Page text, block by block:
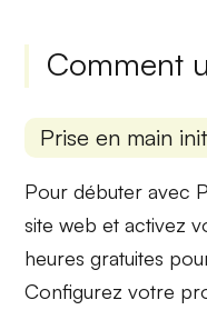
Comment
Prise en main
Pour débuter avec
site web et activez
heures gratuites
Configurez votre